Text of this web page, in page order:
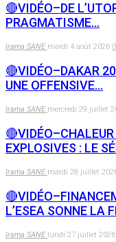
🔴VIDÉO–DE
PRAGMATISME…
Irama SANE mardi 4 août 2026 0
🔴VIDÉO–DAKAR
UNE OFFENSIVE…
Irama SANE mercredi 29 juillet
EXPLOSIVES : LE
Irama SANE mardi 28 juillet
L’ESEA SONNE LA
Irama SANE lundi 27 juillet 2026